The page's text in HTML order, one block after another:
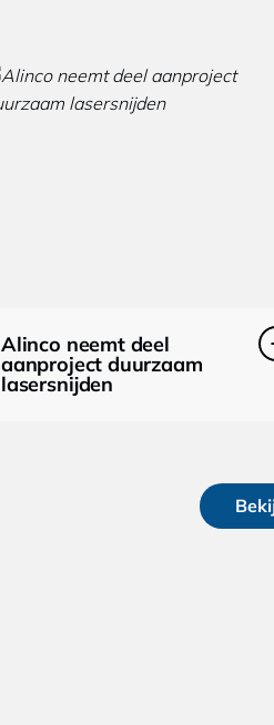
Alinco neemt deel
aanproject duurzaam
lasersnijden